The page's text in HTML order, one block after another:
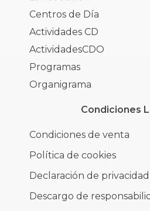
Centros de Día
Actividades CD
ActividadesCDO
Programas
Organigrama
Condiciones
Condiciones de venta
Política de cookies
Declaración de privacidad
Descargo de